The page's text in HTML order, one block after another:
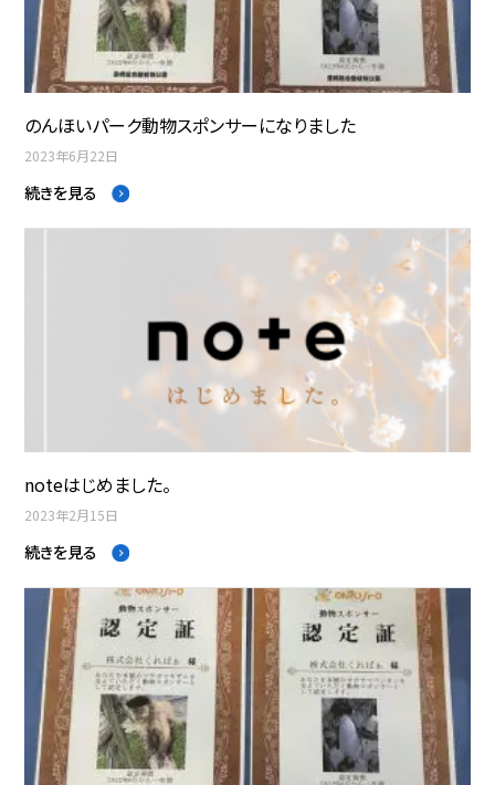
のんほいパーク動物スポンサーになりました
2023年6月22日
続きを見る
noteはじめました。
2023年2月15日
続きを見る